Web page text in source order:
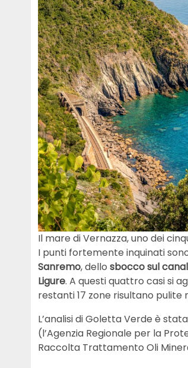
Il mare di Vernazza, uno dei
I punti fortemente inquinati
Sanremo, dello sbocco sul
Ligure. A questi quattro casi si
restanti 17 zone risultano pulite
L’analisi di Goletta Verde è
(l’Agenzia Regionale per la
Raccolta Trattamento Oli